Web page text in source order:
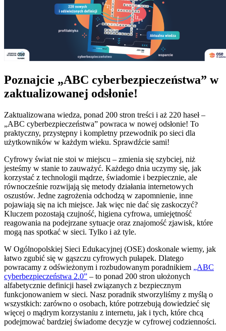
Poznajcie „ABC cyberbezpieczeństwa” w
zaktualizowanej odsłonie!
Zaktualizowana wiedza, ponad 200 stron treści i aż 220 haseł –
„ABC cyberbezpieczeństwa” powraca w nowej odsłonie! To
praktyczny, przystępny i kompletny przewodnik po sieci dla
użytkowników w każdym wieku. Sprawdźcie sami!
Cyfrowy świat nie stoi w miejscu – zmienia się szybciej, niż
jesteśmy w stanie to zauważyć. Każdego dnia uczymy się, jak
korzystać z technologii mądrze, świadomie i bezpiecznie, ale
równocześnie rozwijają się metody działania internetowych
oszustów. Jedne zagrożenia odchodzą w zapomnienie, inne
pojawiają się na ich miejsce. Jak więc nie dać się zaskoczyć?
Kluczem pozostają czujność, higiena cyfrowa, umiejętność
reagowania na podejrzane sytuacje oraz znajomość zjawisk, które
mogą nas spotkać w sieci. Tylko i aż tyle.
W Ogólnopolskiej Sieci Edukacyjnej (OSE) doskonale wiemy, jak
łatwo zgubić się w gąszczu cyfrowych pułapek. Dlatego
powracamy z odświeżonym i rozbudowanym poradnikiem „ABC
cyberbezpieczeństwa 2.0” – to ponad 200 stron ułożonych
alfabetycznie definicji haseł związanych z bezpiecznym
funkcjonowaniem w sieci. Nasz poradnik stworzyliśmy z myślą o
wszystkich: zarówno o osobach, które potrzebują dowiedzieć się
więcej o mądrym korzystaniu z internetu, jak i tych, które chcą
podejmować bardziej świadome decyzje w cyfrowej codzienności.